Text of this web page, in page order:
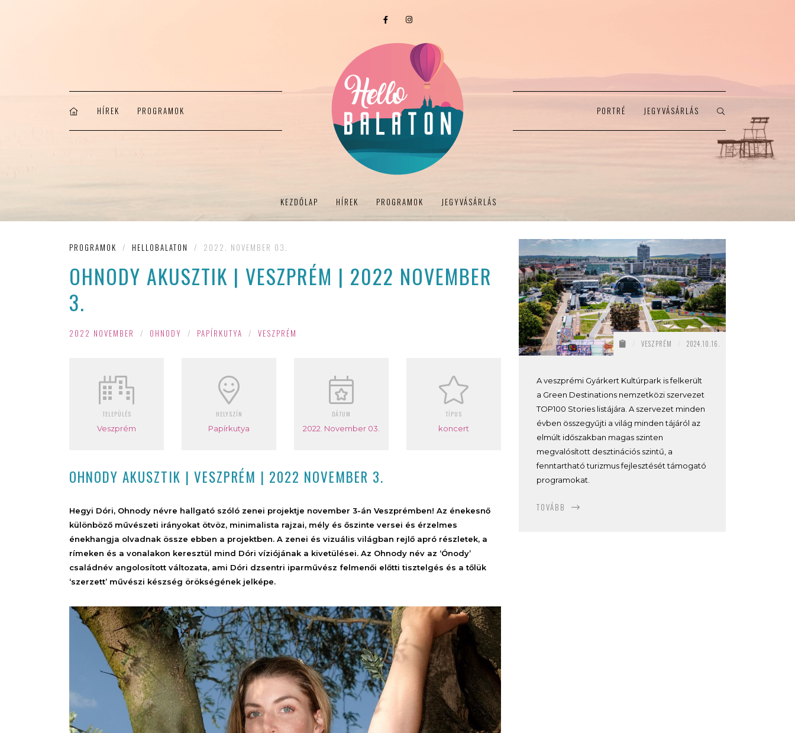
HÍREK PROGRAMOK PORTRÉ JEGYVÁSÁRLÁS
KEZDŐLAP HÍREK PROGRAMOK JEGYVÁSÁRLÁS
PROGRAMOK / HELLOBALATON / 2022. NOVEMBER 03.
OHNODY AKUSZTIK | VESZPRÉM | 2022 NOVEMBER
3.
2022 NOVEMBER / OHNODY / PAPÍRKUTYA / VESZPRÉM
TELEPÜLÉS
Veszprém
HELYSZÍN
Papírkutya
DÁTUM
2022. November 03.
TÍPUS
koncert
OHNODY AKUSZTIK | VESZPRÉM | 2022 NOVEMBER 3.
Hegyi Dóri, Ohnody névre hallgató szóló zenei projektje november 3-án Veszprémben! Az énekesnő
különböző művészeti irányokat ötvöz, minimalista rajzai, mély és őszinte versei és érzelmes
énekhangja olvadnak össze ebben a projektben. A zenei és vizuális világban rejlő apró részletek, a
rímeken és a vonalakon keresztül mind Dóri víziójának a kivetülései. Az Ohnody név az ‘Ónody’
családnév angolosított változata, ami Dóri dzsentri iparművész felmenői előtti tisztelgés és a tőlük
‘szerzett’ művészi készség örökségének jelképe.
VESZPRÉM 2024.10.16.
A veszprémi Gyárkert Kultúrpark is felkerült
a Green Destinations nemzetközi szervezet
TOP100 Stories listájára. A szervezet minden
évben összegyűjti a világ minden tájáról az
elmúlt időszakban magas szinten
megvalósított desztinációs szintű, a
fenntartható turizmus fejlesztését támogató
programokat.
TOVÁBB